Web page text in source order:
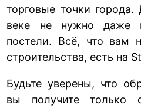
торговые точки
веке не нужно даже
постели. Всё, что вам
строительства, есть на
Будьте уверены, что
вы получите только